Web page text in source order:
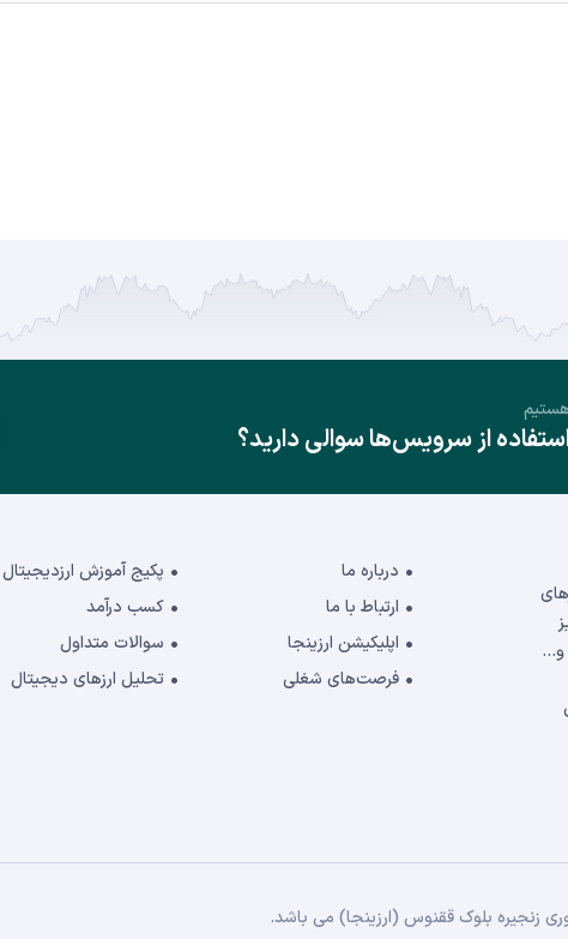
از سرویس‌ها سوالی دارید؟
و...
درباره ما
ارتباط با ما
اپلیکیشن ارزینجا
فرصت‌های شغلی
پکیج آموزش ارزدیجیتال
کسب درآمد
سوالات متداول
تحلیل ارزهای دیجیتال
زنجیره بلوک ققنوس (ارزینجا) می باشد.